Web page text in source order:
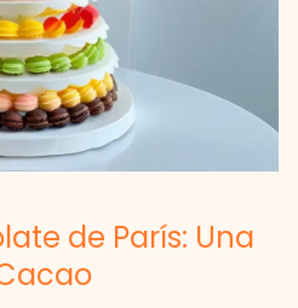
de París: Una